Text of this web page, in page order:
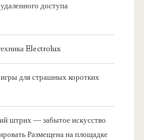
доступа
Electrolux
для страшных коротких
штрих — забытое искусство
Размещена на площадке